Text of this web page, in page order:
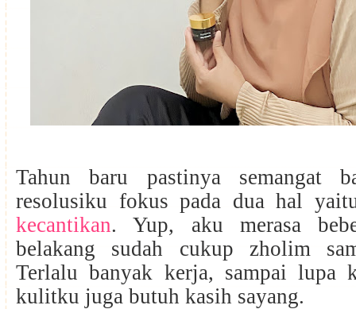
Tahun baru pastinya semangat
resolusiku fokus pada dua hal
kecantikan. Yup, aku merasa
belakang sudah cukup zholim
Terlalu banyak kerja, sampai lupa
kulitku juga butuh kasih sayang.